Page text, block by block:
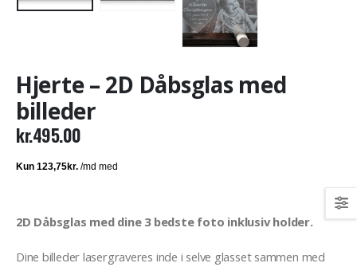
Hjerte – 2D Dåbsglas med
billeder
kr.495.00
2D Dåbsglas med dine 3 bedste foto inklusiv holder.
Dine billeder lasergraveres inde i selve glasset sammen med